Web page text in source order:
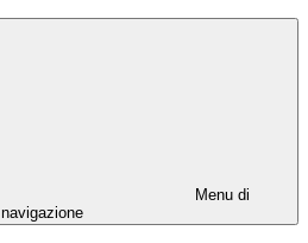
Menu di
navigazione